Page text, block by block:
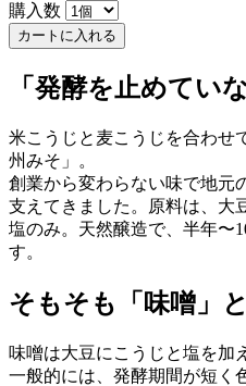
購入数
「発酵を止めてい
米こうじと麦こうじを合わせ
州みそ」。
創業から変わらない味で地元
支えてきました。原料は、大
塩のみ。天然醸造で、半年〜
す。
そもそも「味噌」
味噌は大豆にこうじと塩を加
一般的には、発酵期間が短く